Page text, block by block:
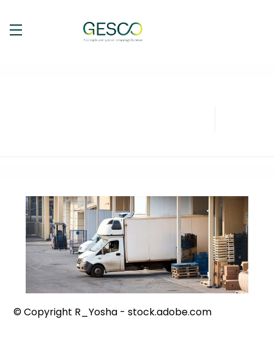
© Copyright R_Yosha - stock.adobe.com